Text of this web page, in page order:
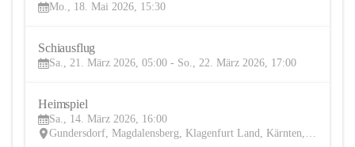
Mo., 18. Mai 2026, 15:30
MÄR
Schiausflug
Sa., 21. März 2026, 05:00 - So., 22. März 2026, 17:00
Heimspiel
Sa., 14. März 2026, 16:00
Gundersdorf, Magdalensberg, Klagenfurt Land, Kärnten, AUT